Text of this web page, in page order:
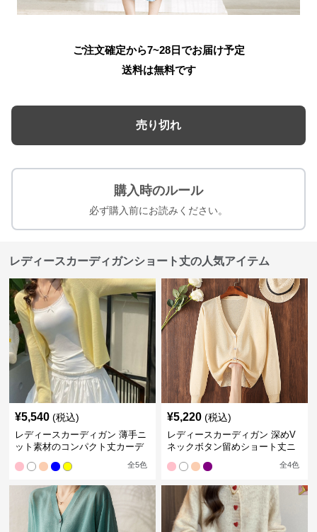
ご注文確定から7~28日でお届け予定
送料は無料です
売り切れ
購入時のルール
必ず購入前にお読みください。
レディースカーディガンショート丈の人気アイテム
¥5,540 (税込)
レディースカーディガン 薄手ニ
ット素材のコンパクト丈カーデ
全5色
¥5,220 (税込)
レディースカーディガン 深めV
ネックボタン留めショート丈ニ
全4色